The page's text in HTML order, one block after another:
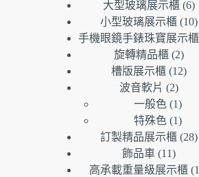
產
品
大型玻璃展示櫃 6
個
產
小型玻璃展示櫃 1010
手機眼鏡手錶珠寶展示櫃
旋轉精品櫃 22
個
品
槽版展示櫃 1212
波音軟片 22
個
產
品
一般色 11
個
產
特殊色 11
個
品
訂製精品展示櫃 2828
飾品車 1111
個
高承載重量級展示櫃